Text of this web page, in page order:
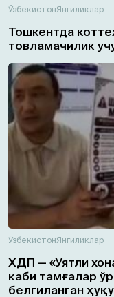
ЎзбекистонЯнгиликлар
Тошкентда
товламачилик
ЎзбекистонЯнгиликлар
ХДП — «Уятли
каби тамғалар
белгиланган